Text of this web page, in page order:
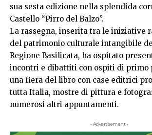
sua sesta edizione nella splendida
Castello “Pirro del Balzo”.
La rassegna, inserita tra le iniziative
del patrimonio culturale intangibile
Regione Basilicata, ha ospitato
incontri e dibattiti con ospiti di primo
una fiera del libro con case editrici
tutta Italia, mostre di pittura e
numerosi altri appuntamenti.
- Advertisement -